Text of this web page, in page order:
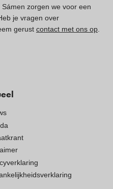
zorgen we voor een
je vragen over
gerust contact met ons op.